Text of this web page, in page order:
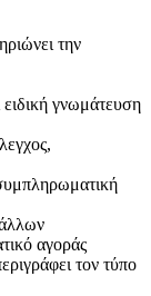
την
ειδική γνωμάτευση
αγοράς
τον τύπο